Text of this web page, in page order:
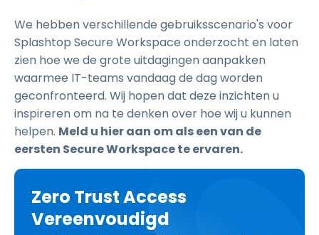
We hebben verschillende gebruiksscenario's voor
Splashtop Secure Workspace onderzocht en laten
zien hoe we de grote uitdagingen aanpakken
waarmee IT-teams vandaag de dag worden
geconfronteerd. Wij hopen dat deze inzichten u
inspireren om na te denken over hoe wij u kunnen
helpen. Meld u hier aan om als een van de
eersten Secure Workspace te ervaren.
Zero Trust Access
Vereenvoudigd